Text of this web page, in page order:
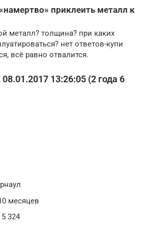
приклеить металл к
металл? толщина? при каких
нет ответов-купи
всё равно отвалится.
13:26:05 (2 года 6
месяцев
324